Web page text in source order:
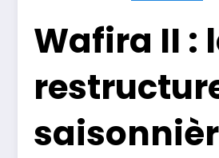
Wafira II :